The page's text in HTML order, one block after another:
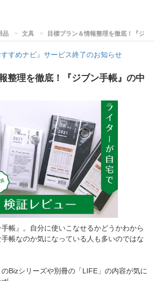
品 文具 目標プラン＆情報整理を徹底！『ジ
すすめナビ』サービス終了のお知らせ
整理を徹底！『ジブン手帳』の中
帳』。自分に使いこなせるかどうかわから
帳なのか気になっている人も多いのではな
Bizシリーズや別冊の「LIFE」の内容が気に